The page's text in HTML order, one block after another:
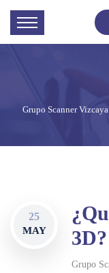
Grupo Scanner Vizcaya
25
MAY
3D?
Grupo